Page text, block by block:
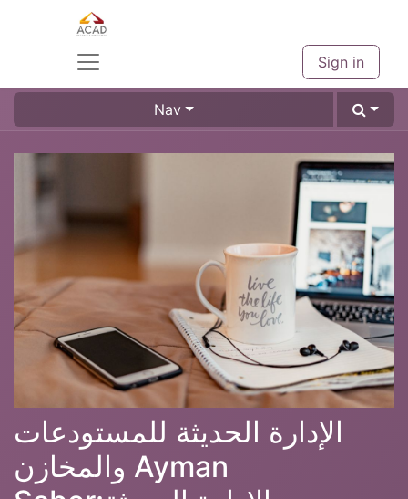
Sign in
Nav
الإدارة الحديثة للمستودعات
والمخازن Ayman